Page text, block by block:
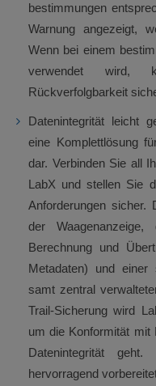
bestimmungen
Warnung angezeigt,
Wenn bei einem
verwendet wird,
Rückverfolgbarkeit
Datenintegrität leicht
eine Komplettlösung
dar. Verbinden Sie all
LabX und stellen Sie
Anforderungen sicher.
der Waagenanzeige,
Berechnung und
Metadaten) und einer
samt zentral
Trail-Sicherung wird
um die Konformität mit
Datenintegrität
hervorragend